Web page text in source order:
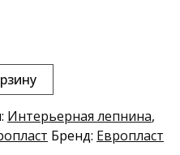
Интерьерная лепнина,
Бренд: Европласт